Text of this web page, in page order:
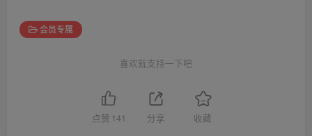
会员专属
喜欢就支持一下吧
点赞 141 分享 收藏